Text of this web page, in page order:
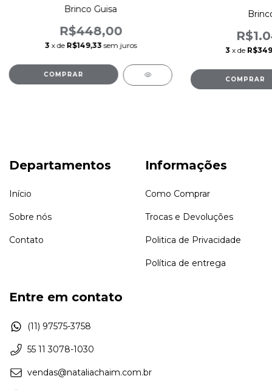
Brinco Guisa
R$448,00
3 x de R$149,33 sem juros
COMPRAR
3 x de
COMPRAR
Departamentos
Início
Sobre nós
Contato
Informações
Como Comprar
Trocas e Devoluções
Politica de Privacidade
Política de entrega
Entre em contato
(11) 97575-3758
55 11 3078-1030
vendas@nataliachaim.com.br